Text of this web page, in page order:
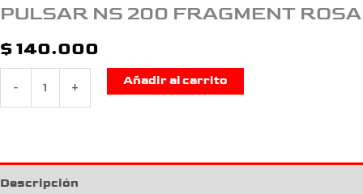
PULSAR NS 200 FRAGMENT ROSA
$ 140.000
- +
Añadir al carrito
Descripción